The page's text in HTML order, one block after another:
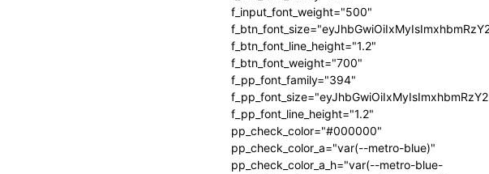
f_input_font_weight="500"
f_btn_font_line_height="1.2"
f_btn_font_weight="700"
f_pp_font_family="394"
f_pp_font_line_height="1.2"
pp_check_color="#000000"
pp_check_color_a="var(--metro-blue)"
pp_check_color_a_h="var(--metro-blue-